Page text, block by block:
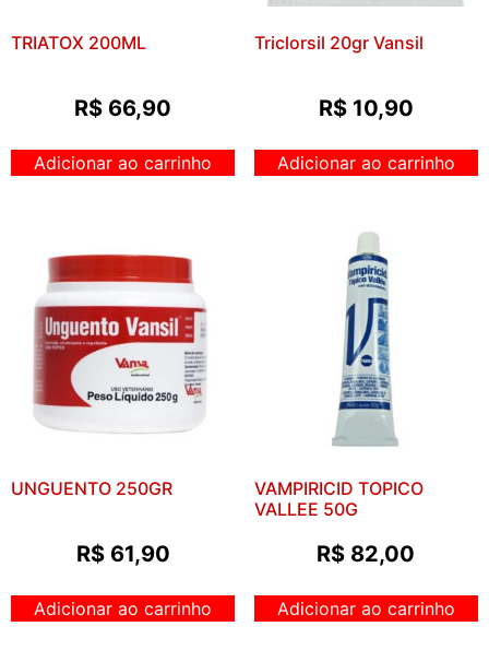
TRIATOX 200ML
R$ 66,90
Adicionar ao carrinho
Triclorsil 20gr Vansil
R$10,90
Adicionar ao carrinho
UNGUENTO 250GR
R$61,90
Adicionar ao carrinho
VAMPIRICID TOPICO
VALLEE 50G
R$ 82,00
Adicionar ao carrinho